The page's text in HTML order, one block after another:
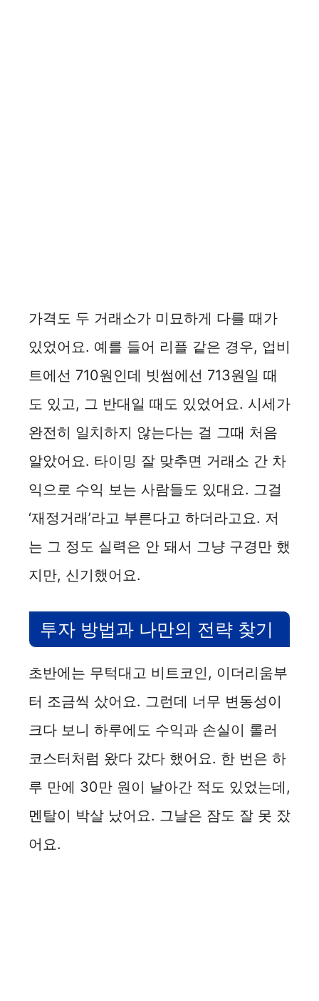
가격도 두 거래소가 미묘하게 다를 때가
있었어요. 예를 들어 리플 같은 경우, 업비
트에선 710원인데 빗썸에선 713원일 때
도 있고, 그 반대일 때도 있었어요. 시세가
완전히 일치하지 않는다는 걸 그때 처음
알았어요. 타이밍 잘 맞추면 거래소 간 차
익으로 수익 보는 사람들도 있대요. 그걸
‘재정거래’라고 부른다고 하더라고요. 저
는 그 정도 실력은 안 돼서 그냥 구경만 했
지만, 신기했어요.
투자 방법과 나만의 전략 찾기
초반에는 무턱대고 비트코인, 이더리움부
터 조금씩 샀어요. 그런데 너무 변동성이
크다 보니 하루에도 수익과 손실이 롤러
코스터처럼 왔다 갔다 했어요. 한 번은 하
루 만에 30만 원이 날아간 적도 있었는데,
멘탈이 박살 났어요. 그날은 잠도 잘 못 잤
어요.